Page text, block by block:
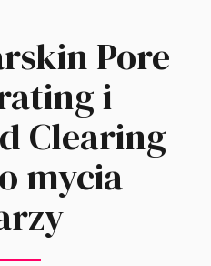
Pore
i
Clearing
mycia